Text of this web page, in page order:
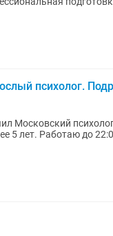
психолог.
Московский